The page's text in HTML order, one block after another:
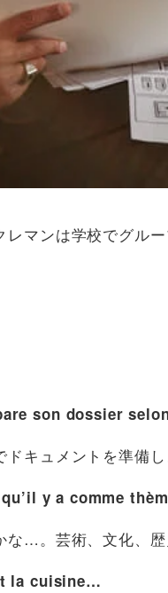
マンは学校でグル
son dossier
キュメントを準備し
y a comme
な…。芸術、文化、歴
la cuisine…